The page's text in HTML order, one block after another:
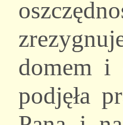
domem i
podjęła